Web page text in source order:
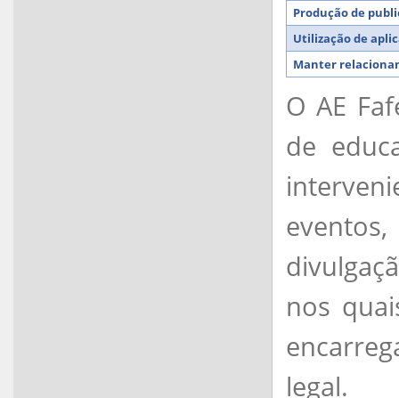
Produção de
Utilização de
Manter
O AE
de
nos
legal.